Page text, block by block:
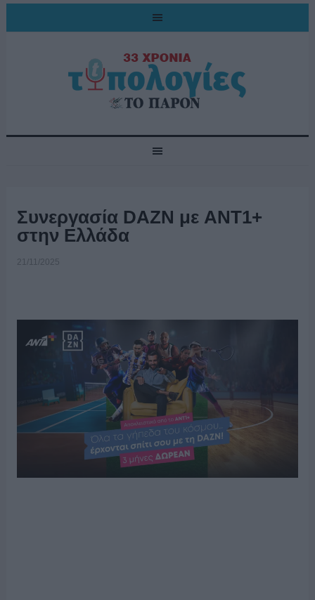
Συνεργασία DAZN με ANT1+
στην Ελλάδα
21/11/2025